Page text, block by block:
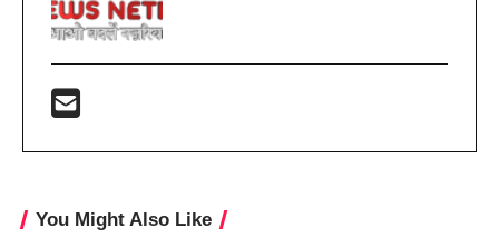
You Might Also Like